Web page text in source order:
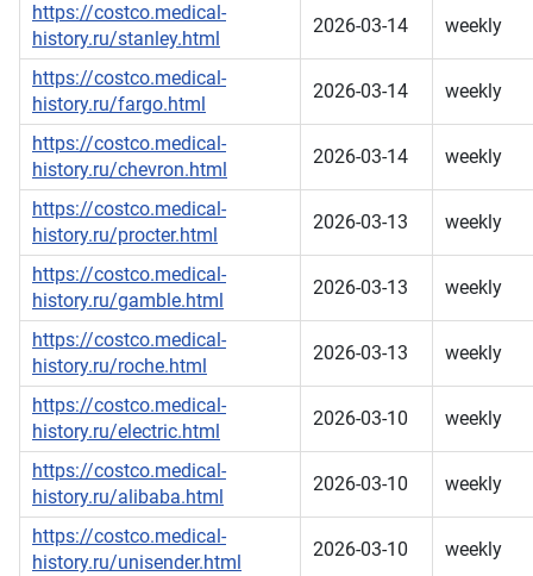
https://costco.medical-
history.ru/stanley.html
2026-03-14 weekly
https://costco.medical-
history.ru/fargo.html
2026-03-14 weekly
https://costco.medical-
history.ru/chevron.html
2026-03-14 weekly
https://costco.medical-
history.ru/procter.html
2026-03-13 weekly
https://costco.medical-
history.ru/gamble.html
2026-03-13 weekly
https://costco.medical-
history.ru/roche.html
2026-03-13 weekly
https://costco.medical-
history.ru/electric.html
2026-03-10 weekly
https://costco.medical-
history.ru/alibaba.html
2026-03-10 weekly
https://costco.medical-
history.ru/unisender.html
2026-03-10 weekly